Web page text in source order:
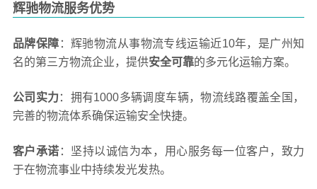
辉驰物流服务优势
品牌保障 ：辉驰物流从事物流专线运输近10年，是广州知
名的第三方物流企业，提供安全可靠的多元化运输方案。
公司实力 ：拥有1000多辆调度车辆，物流线路覆盖全国，
完善的物流体系确保运输安全快捷。
客户承诺 ：坚持以诚信为本，用心服务每一位客户，致力
于在物流事业中持续发光发热。